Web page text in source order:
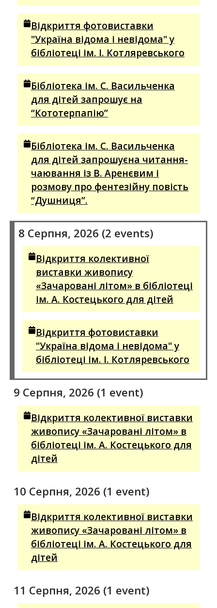
Відкриття фотовиставки
"Україна відома і невідома" у
бібліотеці ім. І. Котляревського
Бібліотека ім. С. Васильченка
для дітей запрошує на
“Кототерпапію”
Бібліотека ім. С. Васильченка
для дітей запрошуєна читання-
чаювання із В. Аренєвим і
розмову про фентезійну повість
“Душниця”.
8 Серпня, 2026 (2 events)
Відкриття колективної
виставки живопису
«Зачаровані літом» в бібліотеці
ім. А. Костецького для дітей
Відкриття фотовиставки
"Україна відома і невідома" у
бібліотеці ім. І. Котляревського
9 Серпня, 2026 (1 event)
Відкриття колективної виставки
живопису «Зачаровані літом» в
бібліотеці ім. А. Костецького для
дітей
10 Серпня, 2026 (1 event)
Відкриття колективної виставки
живопису «Зачаровані літом» в
бібліотеці ім. А. Костецького для
дітей
11 Серпня, 2026 (1 event)